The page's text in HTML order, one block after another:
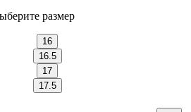
размер
16
16.5
17
17.5